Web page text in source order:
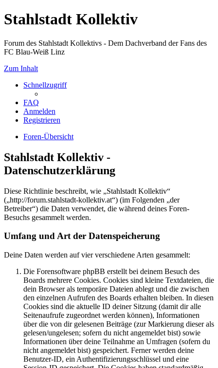
Stahlstadt Kollektiv
Forum des Stahlstadt Kollektivs - Dem Dachverband der Fans des
FC Blau-Weiß Linz
Zum Inhalt
Schnellzugriff
FAQ
Anmelden
Registrieren
Foren-Übersicht
Stahlstadt Kollektiv -
Datenschutzerklärung
Diese Richtlinie beschreibt, wie „Stahlstadt Kollektiv“
(„http://forum.stahlstadt-kollektiv.at“) (im Folgenden „der
Betreiber“) die Daten verwendet, die während deines Foren-
Besuchs gesammelt werden.
Umfang und Art der Datenspeicherung
Deine Daten werden auf vier verschiedene Arten gesammelt:
Die Forensoftware phpBB erstellt bei deinem Besuch des
Boards mehrere Cookies. Cookies sind kleine Textdateien, die
dein Browser als temporäre Dateien ablegt und die zwischen
den einzelnen Aufrufen des Boards erhalten bleiben. In diesen
Cookies sind die aktuelle ID deiner Sitzung (damit dir alle
Seitenaufrufe zugeordnet werden können), Informationen
über die von dir gelesenen Beiträge (zur Markierung dieser als
gelesen/ungelesen; sofern du nicht angemeldet bist) sowie
Informationen über deine Teilnahme an Umfragen (sofern du
nicht angemeldet bist) gespeichert. Ferner werden deine
Benutzer-ID, ein Authentifizierungsschlüssel und eine